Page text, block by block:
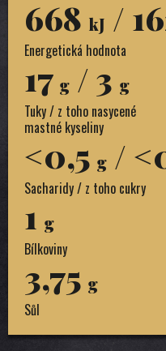
668 kJ /
Energetická hodnota
17 g / 3 g
Tuky / z toho nasycené
mastné kyseliny
<0,5 g /
Sacharidy / z toho cukry
1 g
Bílkoviny
3,75 g
Sůl